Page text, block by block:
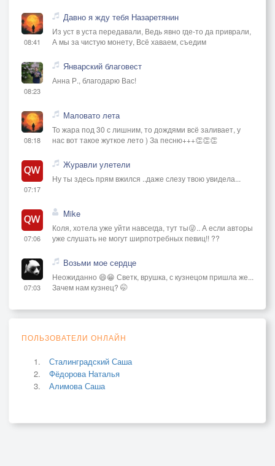
08:41
Давно я жду тебя Назаретянин
Из уст в уста передавали, Ведь явно где-то да приврали,
А мы за чистую монету, Всё хаваем, съедим
08:23
Январский благовест
Анна Р., благодарю Вас!
08:18
Маловато лета
То жара под 30 с лишним, то дождями всё заливает, у
нас вот такое жуткое лето ) За песню+++👏👏👏
07:17
Журавли улетели
Ну ты здесь прям вжился ..даже слезу твою увидела...
07:06
Mike
Коля, хотела уже уйти навсегда, тут ты😜.. А если авторы
уже слушать не могут ширпотребных певиц!! ??
07:03
Возьми мое сердце
Неожиданно 😄😁 Светк, врушка, с кузнецом пришла же...
Зачем нам кузнец? 🤭
ПОЛЬЗОВАТЕЛИ ОНЛАЙН
Сталинградский Саша
Фёдорова Наталья
Алимова Саша